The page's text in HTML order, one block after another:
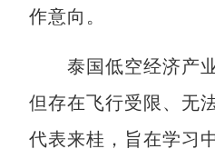
作意向。
泰国低空经济产业
但存在飞行受限、无
代表来桂，旨在学习